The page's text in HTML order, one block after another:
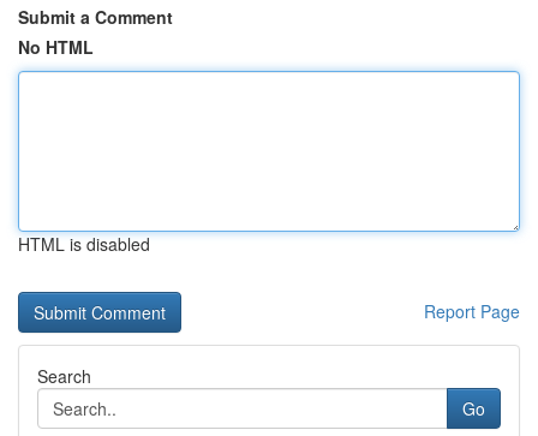
Submit a Comment
No HTML
HTML is disabled
Report Page
Search
Go